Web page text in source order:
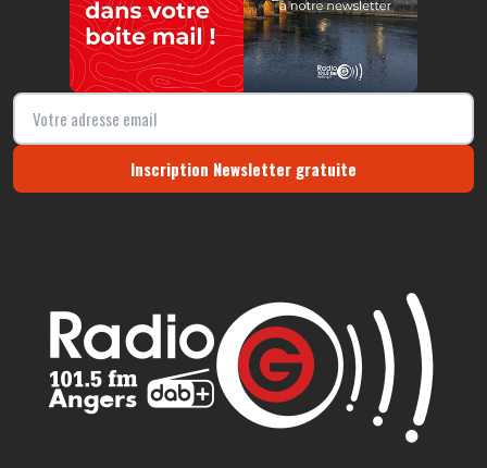
Inscription Newsletter gratuite